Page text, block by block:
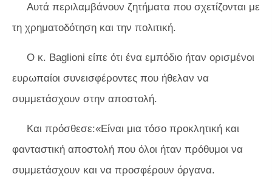
Αυτά περιλαμβάνουν ζητήματα που σχετίζονται με
τη χρηματοδότηση και την πολιτική.
Ο κ. Baglioni είπε ότι ένα εμπόδιο ήταν ορισμένοι
ευρωπαίοι συνεισφέροντες που ήθελαν να
συμμετάσχουν στην αποστολή.
Και πρόσθεσε:«Είναι μια τόσο προκλητική και
φανταστική αποστολή που όλοι ήταν πρόθυμοι να
συμμετάσχουν και να προσφέρουν όργανα.